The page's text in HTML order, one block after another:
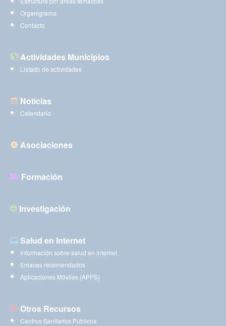
Organigrama
Contacto
Actividades Municipios
Listado de actividades
Noticias
Calendario
Asociaciones
Formación
Investigación
Salud en Internet
Información sobre salud en internet
Enlaces recomendados
Aplicaciones Móviles (APPS)
Otros Recursos
Centros Sanitarios Públicos